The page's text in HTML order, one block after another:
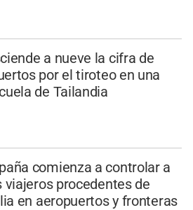
a nueve la cifra de
por el tiroteo en una
de Tailandia
comienza a controlar a
viajeros procedentes de
en aeropuertos y fronteras